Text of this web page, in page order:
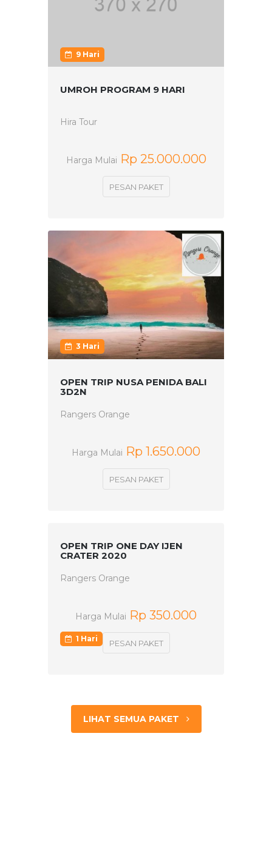
9 Hari
UMROH PROGRAM 9 HARI
Hira Tour
Harga Mulai Rp 25.000.000
PESAN PAKET
3 Hari
OPEN TRIP NUSA PENIDA BALI
3D2N
Rangers Orange
Harga Mulai Rp 1.650.000
PESAN PAKET
1 Hari
OPEN TRIP ONE DAY IJEN
CRATER 2020
Rangers Orange
Harga Mulai Rp 350.000
PESAN PAKET
LIHAT SEMUA PAKET